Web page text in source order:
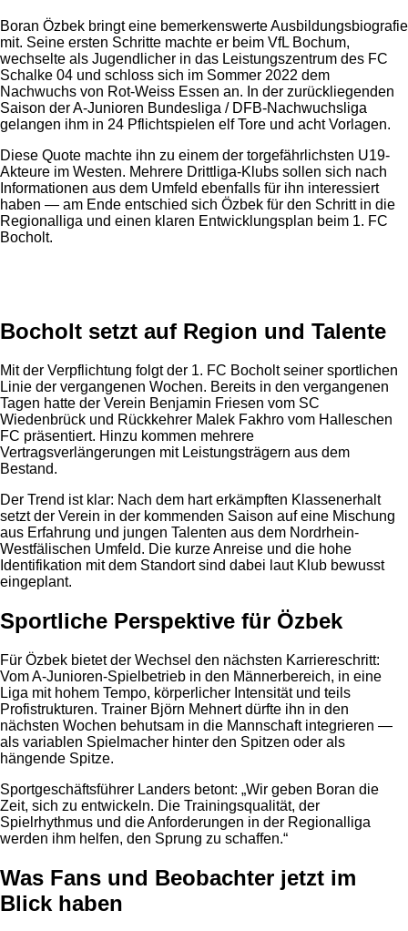
Boran Özbek bringt eine bemerkenswerte Ausbildungsbiografie
mit. Seine ersten Schritte machte er beim VfL Bochum,
wechselte als Jugendlicher in das Leistungszentrum des FC
Schalke 04 und schloss sich im Sommer 2022 dem
Nachwuchs von Rot-Weiss Essen an. In der zurückliegenden
Saison der A-Junioren Bundesliga / DFB-Nachwuchsliga
gelangen ihm in 24 Pflichtspielen elf Tore und acht Vorlagen.
Diese Quote machte ihn zu einem der torgefährlichsten U19-
Akteure im Westen. Mehrere Drittliga-Klubs sollen sich nach
Informationen aus dem Umfeld ebenfalls für ihn interessiert
haben — am Ende entschied sich Özbek für den Schritt in die
Regionalliga und einen klaren Entwicklungsplan beim 1. FC
Bocholt.
Bocholt setzt auf Region und Talente
Mit der Verpflichtung folgt der 1. FC Bocholt seiner sportlichen
Linie der vergangenen Wochen. Bereits in den vergangenen
Tagen hatte der Verein Benjamin Friesen vom SC
Wiedenbrück und Rückkehrer Malek Fakhro vom Halleschen
FC präsentiert. Hinzu kommen mehrere
Vertragsverlängerungen mit Leistungsträgern aus dem
Bestand.
Der Trend ist klar: Nach dem hart erkämpften Klassenerhalt
setzt der Verein in der kommenden Saison auf eine Mischung
aus Erfahrung und jungen Talenten aus dem Nordrhein-
Westfälischen Umfeld. Die kurze Anreise und die hohe
Identifikation mit dem Standort sind dabei laut Klub bewusst
eingeplant.
Sportliche Perspektive für Özbek
Für Özbek bietet der Wechsel den nächsten Karriereschritt:
Vom A-Junioren-Spielbetrieb in den Männerbereich, in eine
Liga mit hohem Tempo, körperlicher Intensität und teils
Profistrukturen. Trainer Björn Mehnert dürfte ihn in den
nächsten Wochen behutsam in die Mannschaft integrieren —
als variablen Spielmacher hinter den Spitzen oder als
hängende Spitze.
Sportgeschäftsführer Landers betont: „Wir geben Boran die
Zeit, sich zu entwickeln. Die Trainingsqualität, der
Spielrhythmus und die Anforderungen in der Regionalliga
werden ihm helfen, den Sprung zu schaffen.“
Was Fans und Beobachter jetzt im
Blick haben